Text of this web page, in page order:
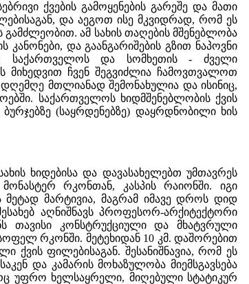
ქვების გამოყენების გარეშე და მათი
და აეგოთ ისე მკვიდრად, რომ ეს
ამ სახის თაღების მშენებლობა
და გაანგარიშების გზით ნაპოვნი
საქართველოს და სომხეთის - ძველი
მიხედვით ჩვენ შეგვიძლია ჩამოვთვალოთ
დღემღე მთლიანად შემონახულია და ისინიც,
საქართველოს ხიდმშენებლობის ქვის
(საყრდენებზე) დაყრდნობილი ხის
ხიდებისა და დავასახელებთ უმთავრეს
რკონთან, კასპის რაიონში. იგი
მეტად მარტივია, მაგრამ იმავე დროს დიდ
აღნიშნავს პროფესორ-არქიტექტორი
თავისი კონსტრუქციული და მხატვრული
რკონში. მეტეხიდან 10 კმ. დაშორებით
ფილებისაგან. შესანიშნავია, რომ ეს
და კამარის მოხაზულობა მიემსგავსება
უფრო ხელსაყრელი, მიღებული სტატიკურ